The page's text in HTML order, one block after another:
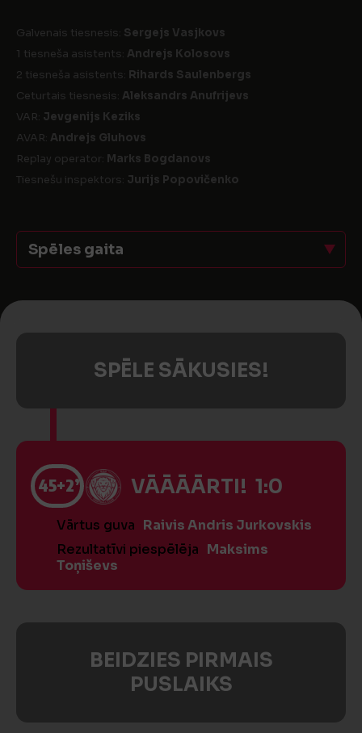
Galvenais tiesnesis: Sergejs Vasjkovs
1 tiesneša asistents: Andrejs Kolosovs
2 tiesneša asistents: Rihards Saulenbergs
Ceturtais tiesnesis: Aleksandrs Anufrijevs
VAR: Jevgenijs Keziks
AVAR: Andrejs Gluhovs
Replay operator: Marks Bogdanovs
Tiesnešu inspektors: Jurijs Popovičenko
Spēles gaita
SPĒLE SĀKUSIES!
45+2’ VĀĀĀĀRTI! 1:0
Vārtus guva Raivis Andris Jurkovskis
Rezultatīvi piespēlēja Maksims
Toņiševs
BEIDZIES PIRMAIS
PUSLAIKS